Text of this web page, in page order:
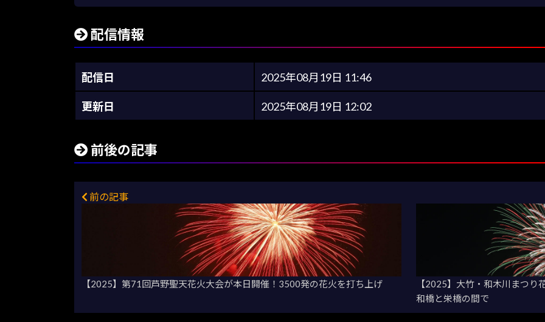
配信情報
配信日 2025年08月19日 11:46
更新日 2025年08月19日 12:02
前後の記事
前の記事
【2025】第71回芦野聖天花火大会が本日開催！3500発の花火を打ち上げ
【2025】大竹・和木川まつ
和橋と栄橋の間で